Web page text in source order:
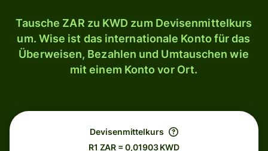
Tausche ZAR zu KWD zum Devisenmittelkurs
um. Wise ist das internationale Konto für das
Überweisen, Bezahlen und Umtauschen wie
mit einem Konto vor Ort.
Devisenmittelkurs
R1 ZAR = 0,01903 KWD